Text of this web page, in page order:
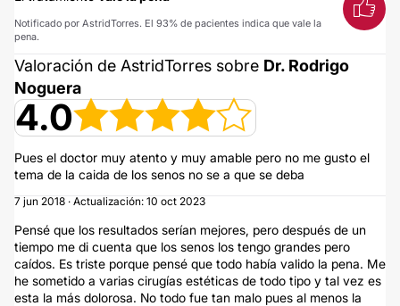
Notificado por AstridTorres. El 93% de pacientes indica que vale la
pena.
Valoración de AstridTorres sobre Dr. Rodrigo
Noguera
4.0
Pues el doctor muy atento y muy amable pero no me gusto el
tema de la caida de los senos no se a que se deba
7 jun 2018 · Actualización: 10 oct 2023
Pensé que los resultados serían mejores, pero después de un
tiempo me di cuenta que los senos los tengo grandes pero
caídos. Es triste porque pensé que todo había valido la pena. Me
he sometido a varias cirugías estéticas de todo tipo y tal vez es
esta la más dolorosa. No todo fue tan malo pues al menos la